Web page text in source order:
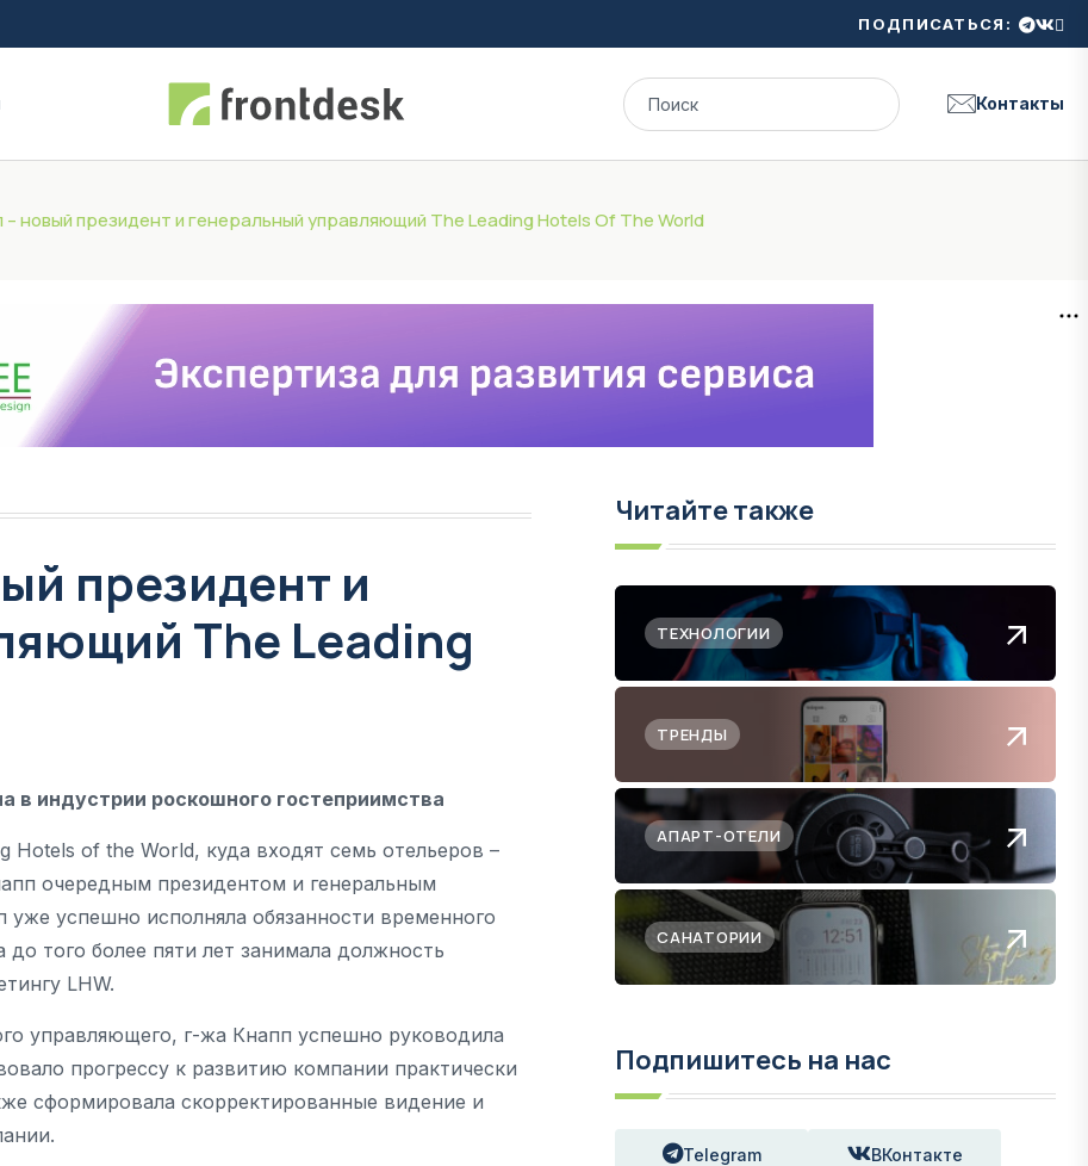
ПОДПИСАТЬСЯ:
Контакты
новый президент и генеральный управляющий The Leading Hotels Of The World
президент и
The Leading
в индустрии роскошного гостеприимства
of the World, куда входят семь отельеров –
очередным президентом и генеральным
успешно исполняла обязанности временного
до того более пяти лет занимала должность
LHW.
управляющего, г-жа Кнапп успешно руководила
прогрессу к развитию компании практически
сформировала скорректированные видение и
Читайте также
ТЕХНОЛОГИИ
ТРЕНДЫ
АПАРТ-ОТЕЛИ
САНАТОРИИ
Подпишитесь на нас
Telegram ВКонтакте